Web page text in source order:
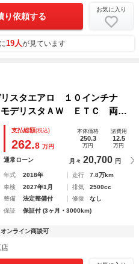
り依頼する
お気に入り
19人が見ています
スタエアロ １０インチナ
デリスタＡＷ ＥＴＣ 両側
ドライト
支払総額(税込)
262.8 万円
本体価格
250.3
万円
諸費用
12.5
万円
通常ローン 月々 20,700 円
年式 2018年 走行
7.8万km
車検
2027年1月 排気
2500cc
整備
法定整備付 修復
なし
保証
保証付 (3ヶ月・3000km)
オンライン商談可